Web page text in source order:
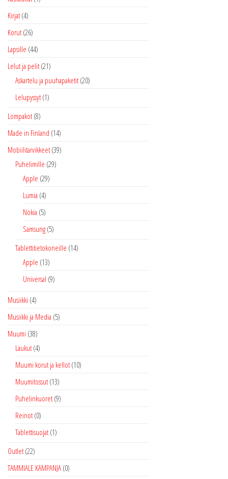
Kirjat (4)
Korut (26)
Lapsille (44)
Lelut ja pelit (21)
Askartelu ja puuhapaketit (20)
Lelupyssyt (1)
Lompakot (8)
Made in Finland (14)
Mobiilitarvikkeet (39)
Puhelimille (29)
Apple (29)
Lumia (4)
Nokia (5)
Samsung (5)
Tablettitietokoneille (14)
Apple (13)
Universal (9)
Musiikki (4)
Musiikki ja Media (5)
Muumi (38)
Laukut (4)
Muumi korut ja kellot (10)
Muumitossut (13)
Puhelinkuoret (9)
Reinot (0)
Tablettisuojat (1)
Outlet (22)
TAMMIALE KAMPANJA (0)